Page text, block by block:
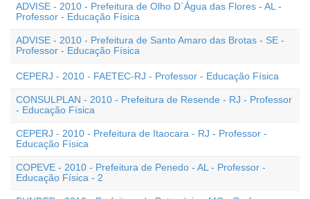
ADVISE - 2010 - Prefeitura de Olho D`Água das Flores - AL -
Professor - Educação Física
ADVISE - 2010 - Prefeitura de Santo Amaro das Brotas - SE -
Professor - Educação Física
CEPERJ - 2010 - FAETEC-RJ - Professor - Educação Física
CONSULPLAN - 2010 - Prefeitura de Resende - RJ - Professor
- Educação Física
CEPERJ - 2010 - Prefeitura de Itaocara - RJ - Professor -
Educação Física
COPEVE - 2010 - Prefeitura de Penedo - AL - Professor -
Educação Física - 2